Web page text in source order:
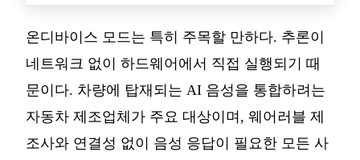
온디바이스 모드는 특히 주목할 만하다. 추론이
네트워크 없이 하드웨어에서 직접 실행되기 때
문이다. 차량에 탑재되는 AI 음성을 통합하려는
자동차 제조업체가 주요 대상이며, 웨어러블 제
조사와 연결성 없이 음성 응답이 필요한 모든 사